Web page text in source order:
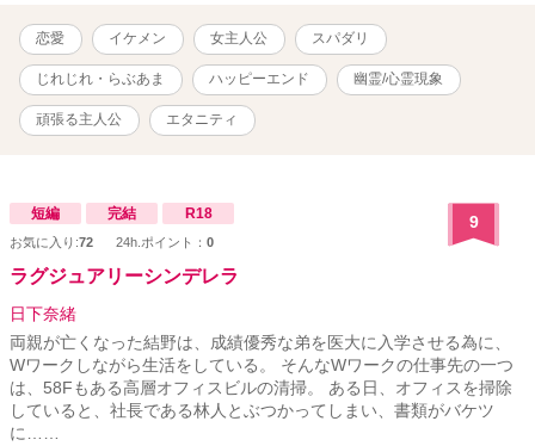
恋愛 イケメン 女主人公 スパダリ
じれじれ・らぶあま ハッピーエンド 幽霊/心霊現象
頑張る主人公 エタニティ
短編 完結 R18
お気に入り:72 24h.ポイント： 0
9
ラグジュアリーシンデレラ
日下奈緒
両親が亡くなった結野は、成績優秀な弟を医大に入学させる為に、
Wワークしながら生活をしている。 そんなWワークの仕事先の一つ
は、58Fもある高層オフィスビルの清掃。 ある日、オフィスを掃除
していると、社長である林人とぶつかってしまい、書類がバケツ
に……